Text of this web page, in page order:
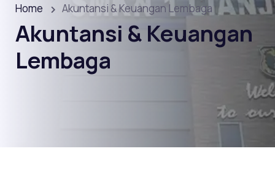
Home Akuntansi & Keuangan Lembaga
Akuntansi & Keuangan
Lembaga